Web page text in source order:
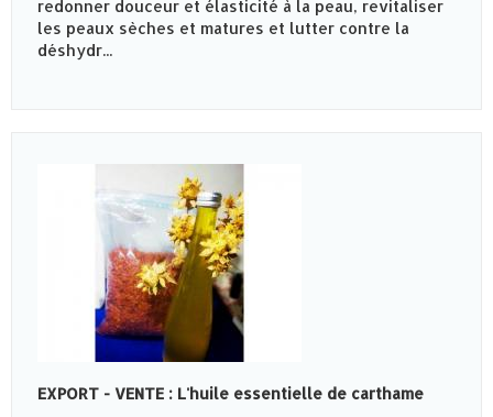
redonner douceur et élasticité à la peau, revitaliser
les peaux sèches et matures et lutter contre la
déshydr...
EXPORT - VENTE : L'huile essentielle de carthame